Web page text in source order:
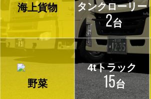
海上貨物
タンクローリー
2台
野菜
4tトラック
15台